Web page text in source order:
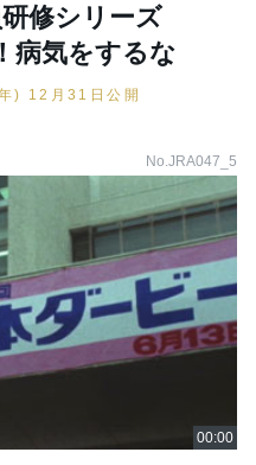
研修シリーズ
病気をするな
) 12月31日公開
No.JRA047_5